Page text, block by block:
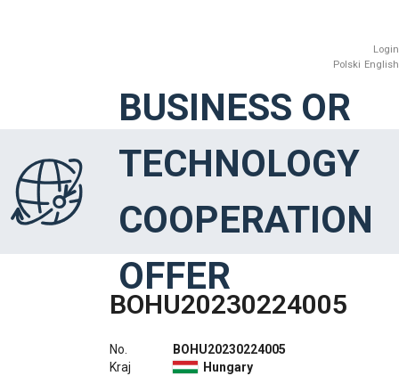
Login
Polski English
BUSINESS OR
TECHNOLOGY
COOPERATION
OFFER
BOHU20230224005
No.
Kraj
BOHU20230224005
Hungary